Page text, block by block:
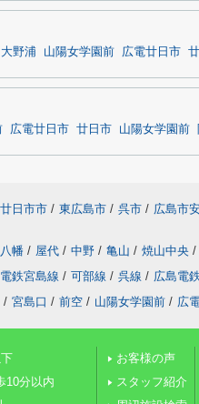
大野浦 山陽女学園前 広電廿日市
広電廿日市 廿日市 山陽女学園前
廿日市市 / 東広島市 / 呉市 / 広島市
八幡 / 屋代 / 中野 / 亀山 / 焼山中央 /
鉄宮島線 / 可部線 / 呉線 / 広島電
/ 宮島口 / 前空 / 山陽女学園前 / 広
10分以内
お客様の声
スタッフ紹介